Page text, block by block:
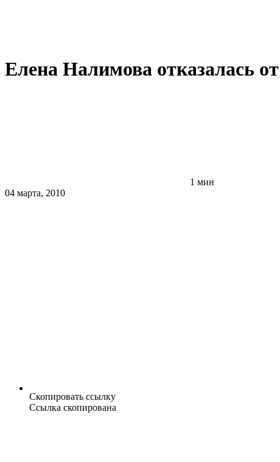
Елена Налимова отказалась
1 мин
04 марта, 2010
Скопировать ссылку
Ссылка скопирована